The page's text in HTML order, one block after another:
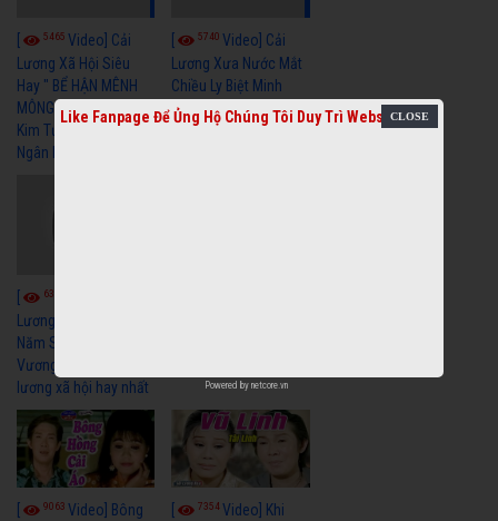
5465 Video] Cải
Lương Xã Hội Siêu
Hay " BỂ HẬN MÊNH
MÔNG " Cải Lương
Kim Tử Long, Thanh
Ngân Hay Nhất
5740Video] Cải
Lương Xưa Nước Mắt
Chiều Ly Biệt Minh
Vương Tài Linh cải
lương xã hội hay nhất
6328
Lương Xưa : Rồi 30
Năm Sau - Minh
Vương Lệ Thủy | cải
lương xã hội hay nhất
9063 Video] Bông
7354Video] Khi
Like Fanpage Để Ủng Hộ Chúng Tôi Duy Trì Website
Powered by netcore.vn